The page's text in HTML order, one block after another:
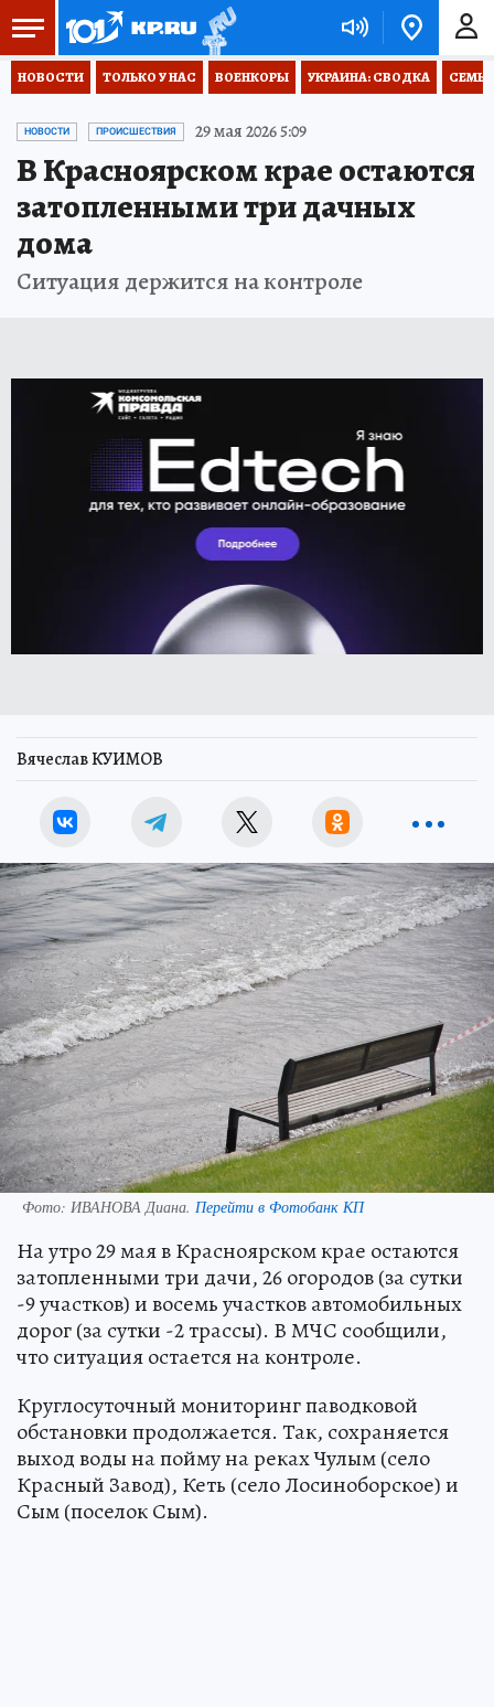
НОВОСТИ ТОЛЬКО У НАС ВОЕНКОРЫ УКРАИНА: СВОДКА
НОВОСТИ ПРОИСШЕСТВИЯ 29 мая 2026 5:09
В Красноярском крае остаются
затопленными три дачных
дома
Ситуация держится на контроле
Вячеслав КУИМОВ
Фото: ИВАНОВА Диана. Перейти в Фотобанк КП
На утро 29 мая в Красноярском крае остаются
затопленными три дачи, 26 огородов (за сутки
-9 участков) и восемь участков автомобильных
дорог (за сутки -2 трассы). В МЧС сообщили,
что ситуация остается на контроле.
Круглосуточный мониторинг паводковой
обстановки продолжается. Так, сохраняется
выход воды на пойму на реках Чулым (село
Красный Завод), Кеть (село Лосиноборское) и
Сым (поселок Сым).